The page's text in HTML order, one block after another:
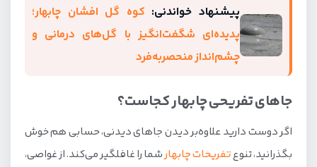
پیشنهاد خواندنی: کوه گل افشان چابهار؛
پدیده‌ای شگفت‌انگیز با گل‌های درمانی و
چشم‌انداز منحصربه‌فرد
جاهای تفریحی چابهار کجاست؟
اگر دوست دارید علاوه‌بر دیدن جاهای دیدنی، حسابی هم خوش
بگذرانید، تنوعتفریحات چابهارشما را غافلگیر می‌کند. از غواصی،